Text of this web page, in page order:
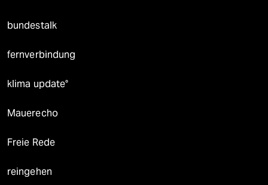
bundestalk
fernverbindung
klima update°
Mauerecho
Freie Rede
reingehen